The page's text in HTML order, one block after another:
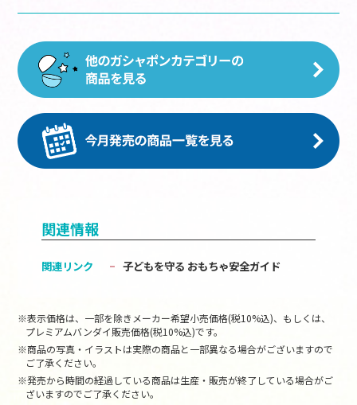
関連情報
関連リンク 子どもを守る おもちゃ安全ガイド
※表示価格は、一部を除きメーカー希望小売価格(税10%込)、もしくは、
プレミアムバンダイ販売価格(税10%込)です。
※商品の写真・イラストは実際の商品と一部異なる場合がございますので
ご了承ください。
※発売から時間の経過している商品は生産・販売が終了している場合がご
ざいますのでご了承ください。